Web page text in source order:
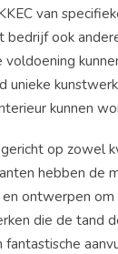
van
ook
kunnen
op zowel
hebben de
ontwerpen
die de tand